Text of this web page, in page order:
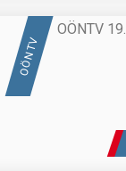
OÖN TV
OÖNTV